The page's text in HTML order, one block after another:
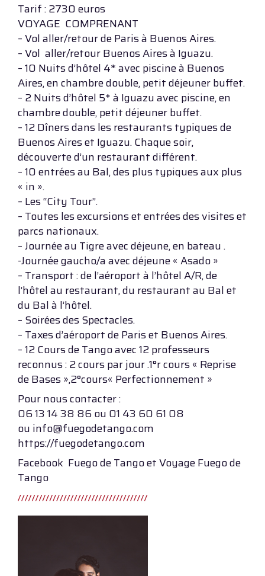
Tarif : 2730 euros
VOYAGE COMPRENANT
– Vol aller/retour de Paris à Buenos Aires.
– Vol aller/retour Buenos Aires à Iguazu.
– 10 Nuits d’hôtel 4* avec piscine à Buenos
Aires, en chambre double, petit déjeuner buffet.
– 2 Nuits d’hôtel 5* à Iguazu avec piscine, en
chambre double, petit déjeuner buffet.
– 12 Dîners dans les restaurants typiques de
Buenos Aires et Iguazu. Chaque soir,
découverte d’un restaurant différent.
– 10 entrées au Bal, des plus typiques aux plus
« in ».
– Les “City Tour”.
– Toutes les excursions et entrées des visites et
parcs nationaux.
– Journée au Tigre avec déjeune, en bateau .
-Journée gaucho/a avec déjeune « Asado »
– Transport : de l’aéroport à l’hôtel A/R, de
l’hôtel au restaurant, du restaurant au Bal et
du Bal à l’hôtel.
– Soirées des Spectacles.
– Taxes d’aéroport de Paris et Buenos Aires.
– 12 Cours de Tango avec 12 professeurs
reconnus : 2 cours par jour .1°r cours « Reprise
de Bases »,2°cours« Perfectionnement »
Pour nous contacter :
06 13 14 38 86 ou 01 43 60 61 08
ou info@fuegodetango.com
https://fuegodetango.com
Facebook Fuego de Tango et Voyage Fuego de
Tango